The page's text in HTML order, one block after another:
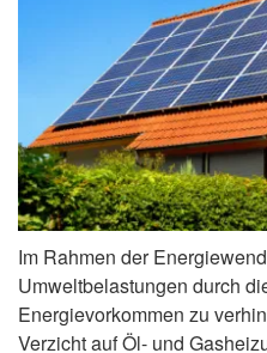
Im Rahmen der
Umweltbelastungen durch
Energievorkommen zu
Verzicht auf Öl- und